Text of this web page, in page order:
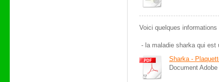
Voici quelques
- la maladie sharka qui est
Sharka -
Document